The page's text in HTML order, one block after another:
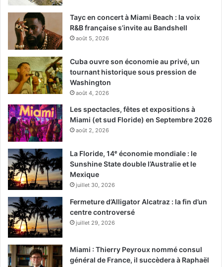
Tayc en concert à Miami Beach : la voix
R&B française s’invite au Bandshell
août 5, 2026
Cuba ouvre son économie au privé, un
tournant historique sous pression de
Washington
août 4, 2026
Les spectacles, fêtes et expositions à
Miami (et sud Floride) en Septembre 2026
août 2, 2026
La Floride, 14ᵉ économie mondiale : le
Sunshine State double l’Australie et le
Mexique
juillet 30, 2026
Fermeture d’Alligator Alcatraz : la fin d’un
centre controversé
juillet 29, 2026
Miami : Thierry Peyroux nommé consul
général de France, il succèdera à Raphaël